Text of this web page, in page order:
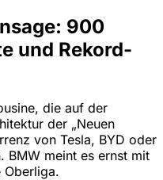
900
und Rekord-
die auf der
der „Neuen
von Tesla, BYD oder
BMW meint es ernst mit